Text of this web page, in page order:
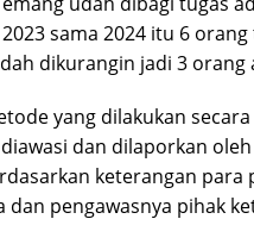
sama 2024 itu 6
dikurangin jadi 3 orang
yang dilakukan
dan dilaporkan
keterangan para
dan pengawasnya pihak